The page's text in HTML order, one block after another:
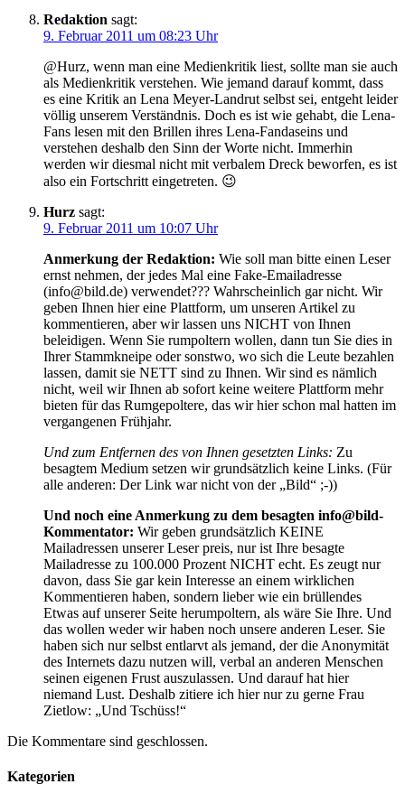
Redaktion sagt:
9. Februar 2011 um 08:23 Uhr
@Hurz, wenn man eine Medienkritik liest, sollte man sie auch
als Medienkritik verstehen. Wie jemand darauf kommt, dass
es eine Kritik an Lena Meyer-Landrut selbst sei, entgeht leider
völlig unserem Verständnis. Doch es ist wie gehabt, die Lena-
Fans lesen mit den Brillen ihres Lena-Fandaseins und
verstehen deshalb den Sinn der Worte nicht. Immerhin
werden wir diesmal nicht mit verbalem Dreck beworfen, es ist
also ein Fortschritt eingetreten. 😉
Hurz sagt:
9. Februar 2011 um 10:07 Uhr
Anmerkung der Redaktion: Wie soll man bitte einen Leser
ernst nehmen, der jedes Mal eine Fake-Emailadresse
(info@bild.de) verwendet??? Wahrscheinlich gar nicht. Wir
geben Ihnen hier eine Plattform, um unseren Artikel zu
kommentieren, aber wir lassen uns NICHT von Ihnen
beleidigen. Wenn Sie rumpoltern wollen, dann tun Sie dies in
Ihrer Stammkneipe oder sonstwo, wo sich die Leute bezahlen
lassen, damit sie NETT sind zu Ihnen. Wir sind es nämlich
nicht, weil wir Ihnen ab sofort keine weitere Plattform mehr
bieten für das Rumgepoltere, das wir hier schon mal hatten im
vergangenen Frühjahr.
Und zum Entfernen des von Ihnen gesetzten Links: Zu
besagtem Medium setzen wir grundsätzlich keine Links. (Für
alle anderen: Der Link war nicht von der „Bild“ ;-))
Und noch eine Anmerkung zu dem besagten info@bild-
Kommentator: Wir geben grundsätzlich KEINE
Mailadressen unserer Leser preis, nur ist Ihre besagte
Mailadresse zu 100.000 Prozent NICHT echt. Es zeugt nur
davon, dass Sie gar kein Interesse an einem wirklichen
Kommentieren haben, sondern lieber wie ein brüllendes
Etwas auf unserer Seite herumpoltern, als wäre Sie Ihre. Und
das wollen weder wir haben noch unsere anderen Leser. Sie
haben sich nur selbst entlarvt als jemand, der die Anonymität
des Internets dazu nutzen will, verbal an anderen Menschen
seinen eigenen Frust auszulassen. Und darauf hat hier
niemand Lust. Deshalb zitiere ich hier nur zu gerne Frau
Zietlow: „Und Tschüss!“
Die Kommentare sind geschlossen.
Kategorien